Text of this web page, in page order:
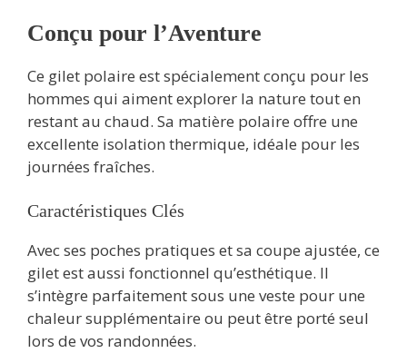
Conçu pour l’Aventure
Ce gilet polaire est spécialement conçu pour les
hommes qui aiment explorer la nature tout en
restant au chaud. Sa matière polaire offre une
excellente isolation thermique, idéale pour les
journées fraîches.
Caractéristiques Clés
Avec ses poches pratiques et sa coupe ajustée, ce
gilet est aussi fonctionnel qu’esthétique. Il
s’intègre parfaitement sous une veste pour une
chaleur supplémentaire ou peut être porté seul
lors de vos randonnées.